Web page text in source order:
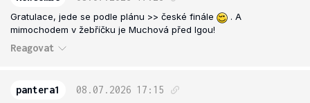
Gratulace, jede se podle plánu >> české finále
. A
mimochodem v žebříčku je Muchová před Igou!
Reagovat
pantera1 08.07.2026 17:15